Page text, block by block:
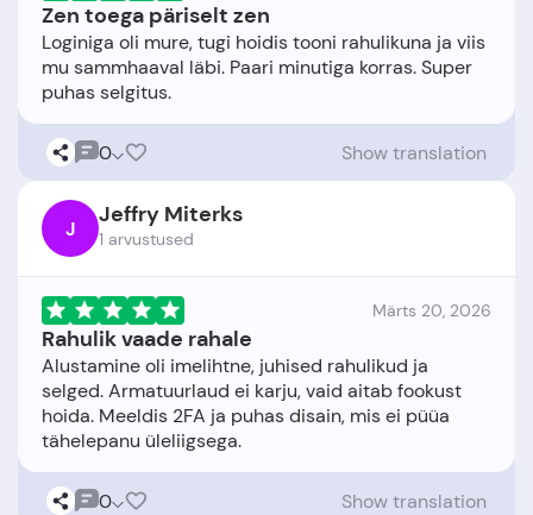
Zen toega päriselt zen
Loginiga oli mure, tugi hoidis tooni rahulikuna ja viis
mu sammhaaval läbi. Paari minutiga korras. Super
0 Show translation
J Jeffry Miterks
1 arvustused
Märts 20, 2026
Rahulik vaade rahale
Alustamine oli imelihtne, juhised rahulikud ja
selged. Armatuurlaud ei karju, vaid aitab fookust
hoida. Meeldis 2FA ja puhas disain, mis ei püüa
0 Show translation